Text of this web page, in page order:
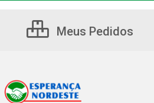
Meus Pedidos